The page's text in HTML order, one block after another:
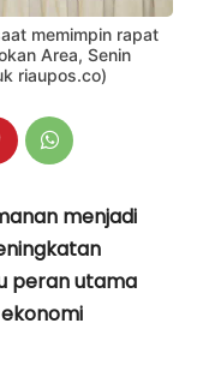
memimpin rapat
Area, Senin
riaupos.co)
menjadi
peran utama